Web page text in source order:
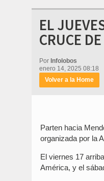
EL
CRUCE
Por Infolobos
enero 14, 2025 08:18
Volver a la Home
Parten hacia
organizada por la
El viernes 17
América, y el